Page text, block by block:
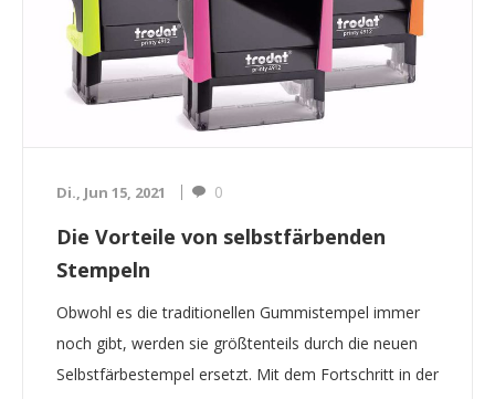
Di., Jun 15, 2021 0
Die Vorteile von selbstfärbenden
Stempeln
Obwohl es die traditionellen Gummistempel immer
noch gibt, werden sie größtenteils durch die neuen
Selbstfärbestempel ersetzt. Mit dem Fortschritt in der